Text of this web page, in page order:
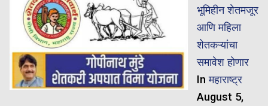
भूमिहीन शेतमजूर
आणि महिला
शेतकऱ्यांचा
समावेश होणार
Inमहाराष्ट्र
August 5,